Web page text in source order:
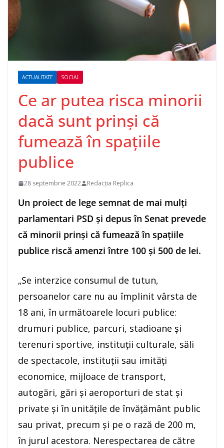
ACTUALITATE SOCIAL
Ce ar putea risca minorii
dacă sunt prinși că
fumează în spațiile
publice
28 septembrie 2022 Redacția Replica
Un proiect de lege semnat de mai mulţi
parlamentari PSD şi depus în Senat prevede
că minorii prinşi că fumează în spaţiile
publice riscă amenzi între 100 şi 500 de lei.
„Se interzice consumul de tutun,
persoanelor care nu au împlinit vârsta de
18 ani, în următoarele locuri publice:
drumuri publice, parcuri, stadioane şi
terenuri sportive, instituţii culturale, săli
de spectacole, instituţii sau imităţi
economice, mijloace de transport,
autogări, gări şi aeroporturi de stat şi
private şi în unităţile de învăţământ public
sau privat, precum şi pe o rază de 200 m,
în jurul acestora. Nerespectarea de către